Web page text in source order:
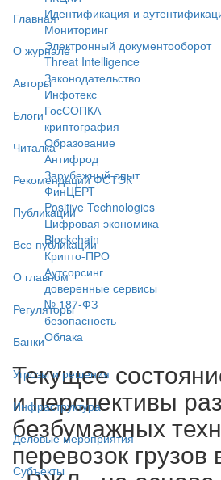
Главная
О журнале
Авторы
Блоги
Читалка
Рекомендации ФСТЭК
Публикации
Все публикации
О главном
Регуляторы
Банки
Угрозы и решения
Инфраструктура
Деловые мероприятия
Субъекты
Идентификация и
Мониторинг
Электронный документооборот
Threat Intelligence
Законодательство
Инфотекс
ГосСОПКА
криптография
Образование
Антифрод
Зарубежный опыт
ФинЦЕРТ
Positive Technologies
Цифровая экономика
Blockchain
Крипто-ПРО
Аутсорсинг
доверенные сервисы
№ 187-ФЗ
безопасность
Облака
Текущее
и перспективы
безбумажных
перевозок